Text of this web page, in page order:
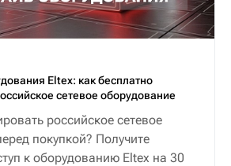
Eltex: как бесплатно
сетевое оборудование
российское сетевое
покупкой? Получите
к оборудованию Eltex на 30